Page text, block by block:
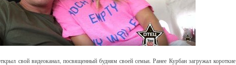
свой видеоканал, посвященный будням своей семьи. Ранее Курбан загружал короткие